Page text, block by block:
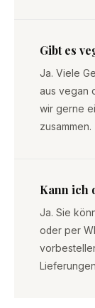
Gibt es
Ja. Viele
aus vegan
wir gerne
zusammen.
Kann ich
Ja. Sie
oder per